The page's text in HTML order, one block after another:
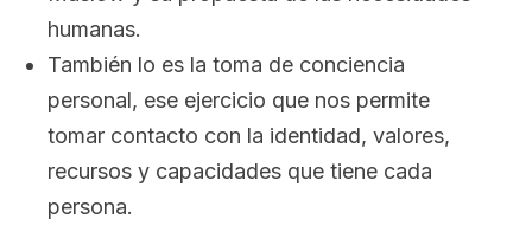
humanas.
También lo es la toma de conciencia
personal, ese ejercicio que nos permite
tomar contacto con la identidad, valores,
recursos y capacidades que tiene cada
persona.